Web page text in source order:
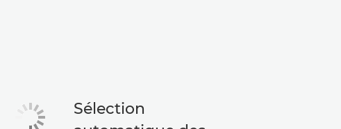
Sélection